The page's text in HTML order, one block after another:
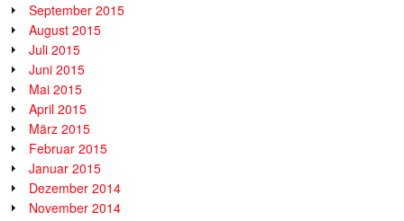
September 2015
August 2015
Juli 2015
Juni 2015
Mai 2015
April 2015
März 2015
Februar 2015
Januar 2015
Dezember 2014
November 2014